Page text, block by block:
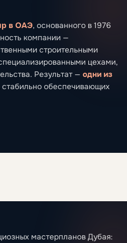
в ОАЭ, основанного в 1976
компании —
строительными
цехами,
Результат — одни из
стабильно обеспечивающих
мастерпланов Дубая: